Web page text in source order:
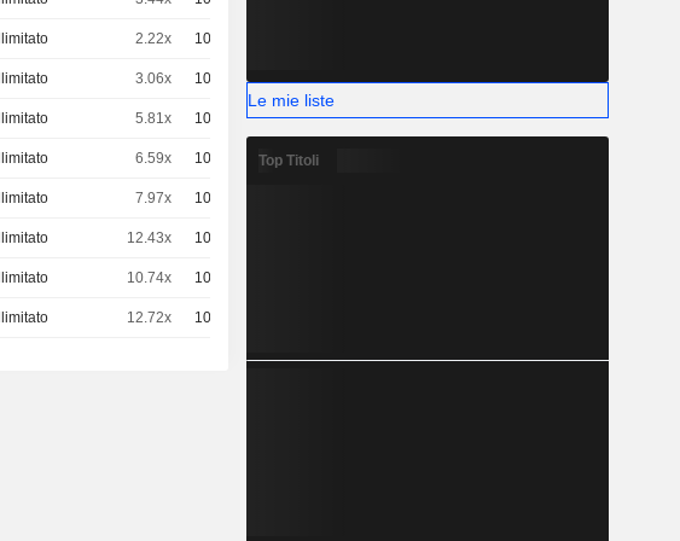
Illimitato 2.22x 100
Illimitato 3.06x 100 0,4150EUR
Illimitato 5.81x 100 0,2265EUR
Illimitato 6.59x 100 0,1930
Illimitato 7.97x 100
Illimitato 12.43x 100
Illimitato 10.74x 100
Illimitato 12.72x 100
Le mie liste
Top Titoli